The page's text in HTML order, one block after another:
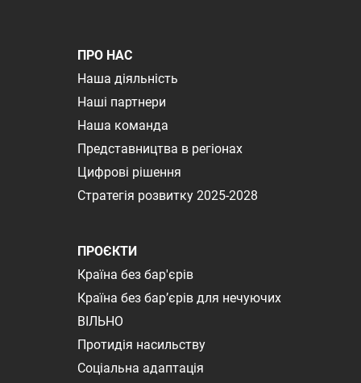
ПРО НАС
Наша діяльність
Наші партнери
Наша команда
Представництва в регіонах
Цифрові рішення
Стратегія розвитку 2025-2028
ПРОЄКТИ
Країна без бар'єрів
Країна без бар’єрів для нечуючих
ВІЛЬНО
Протидія насильству
Соціальна адаптація